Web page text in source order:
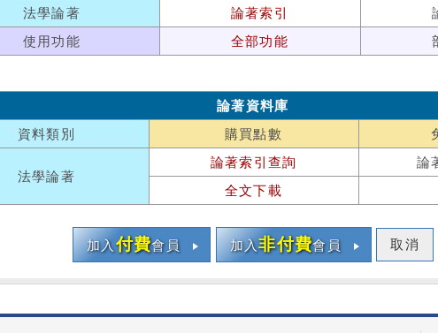
法學論著
論著索引
使用功能
全部功能
論著資料庫
資料類別
購買點數
法學論著
論著索引查詢
論
全文下載
加入付費會員 加入非付費會員 取消